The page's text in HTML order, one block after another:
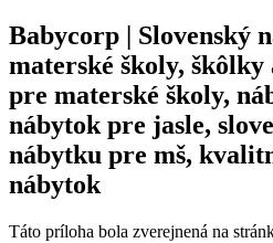
Babycorp | Slovenský
materské školy,
pre materské školy,
nábytok pre jasle,
nábytku pre mš,
nábytok
Táto príloha bola zverejnená na